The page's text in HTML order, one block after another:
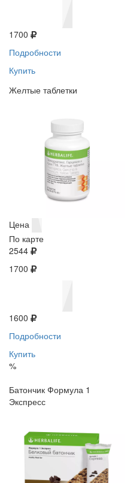
1700
Подробности
Купить
Желтые таблетки
Цена
По карте
2544
1700
1600
Подробности
Купить
%
Батончик Формула 1
Экспресс